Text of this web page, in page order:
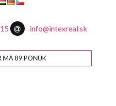
info@intexreal.sk
MÁ 89 PONÚK